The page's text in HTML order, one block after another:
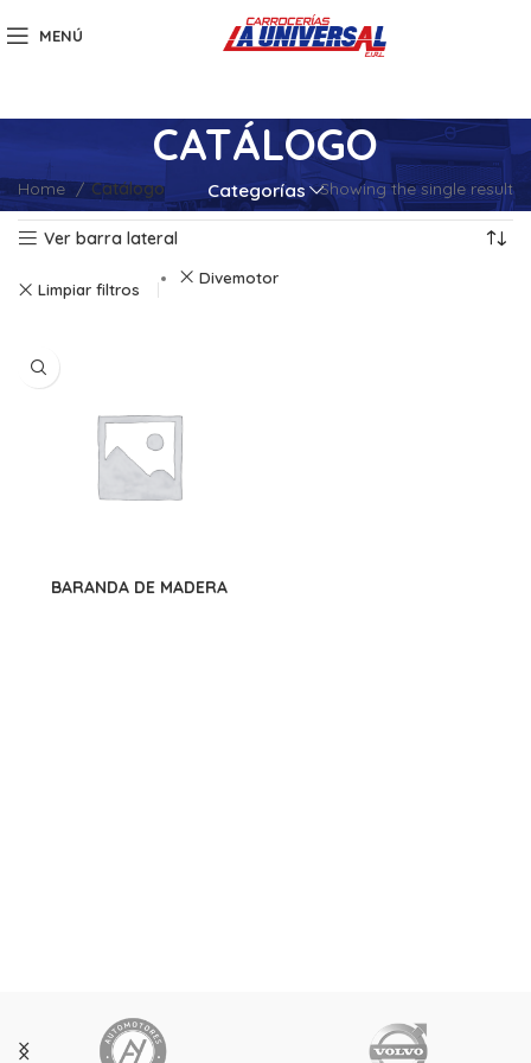
MENÚ
CATÁLOGO
Categorías
Home Catálogo Showing the single result
Ver barra lateral
Limpiar filtros
Divemotor
BARANDA DE MADERA